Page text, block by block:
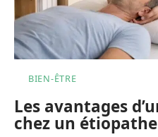
BIEN-ÊTRE
Les avantages
chez un